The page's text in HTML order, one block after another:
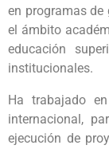
en programas de
el ámbito
educación
institucionales.
Ha trabajado
internacional,
ejecución de